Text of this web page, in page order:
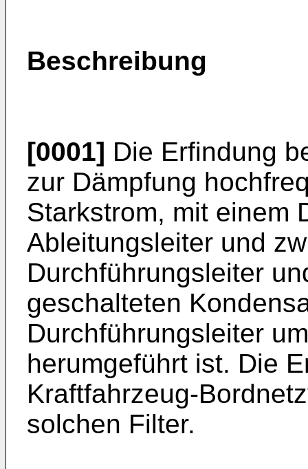
Beschreibung
[0001] Die Erfindung
zur Dämpfung
Starkstrom, mit einem
Ableitungsleiter und
Durchführungsleiter
geschalteten
Durchführungsleiter
herumgeführt ist. Die
Kraftfahrzeug-
solchen Filter.